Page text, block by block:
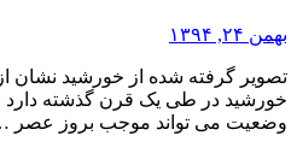
بهمن ۲۴, ۱۳۹۴
تصویر گرفته شده از خورشید نشان
خورشید در طی یک قرن گذشته دارد
وضعیت می تواند موجب بروز عصر